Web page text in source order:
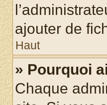
ajouter de
Haut
» Pourquoi
Chaque